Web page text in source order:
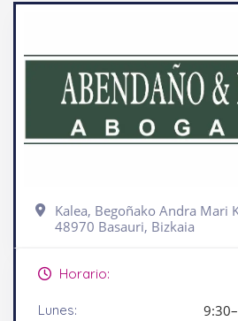
Kalea, Begoñako Andra Mari
48970 Basauri, Bizkaia
Horario:
Lunes: